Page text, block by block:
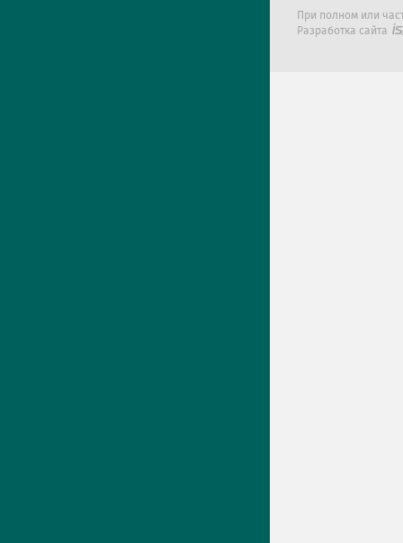
При полном или
Разработка сайта